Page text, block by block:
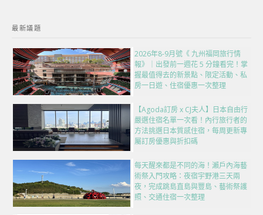
最新議題
2026年8-9月號《 九州福岡旅行情
報》｜出發前一週花 5 分鐘看完！掌
握最值得去的新景點、限定活動、私
房一日遊、住宿優惠一次整理
【Agoda訂房 x CJ夫人】日本自由行
嚴選住宿名單一次看！內行旅行者的
方法挑選日本質感住宿，每周更新專
屬訂房優惠與折扣碼
每天醒來都是不同的海！瀨戶內海藝
術祭入門攻略：夜宿宇野港三天兩
夜，完成跳島直島與豐島、藝術祭護
照、交通住宿一次整理